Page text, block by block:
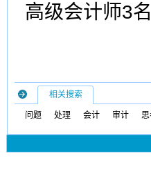
高级会计师3
相关搜索
问题 处理 会计 审计